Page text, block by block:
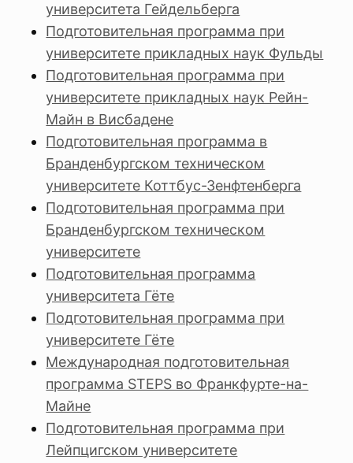
университета Гейдельберга
Подготовительная программа при
университете прикладных наук Фульды
Подготовительная программа при
университете прикладных наук Рейн-
Майн в Висбадене
Подготовительная программа в
Бранденбургском техническом
университете Коттбус-Зенфтенберга
Подготовительная программа при
Бранденбургском техническом
университете
Подготовительная программа
университета Гёте
Подготовительная программа при
университете Гёте
Международная подготовительная
программа STEPS во Франкфурте-на-
Майне
Подготовительная программа при
Лейпцигском университете